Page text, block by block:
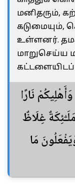
மனிதரும்,
உள்ளனர்.
மாறுசெய்ய
نَارًا
غِلَاظٌ
مَا